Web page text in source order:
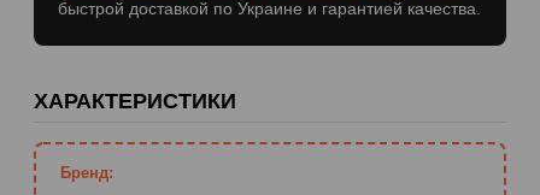
быстрой доставкой по Украине и гарантией качества.
ХАРАКТЕРИСТИКИ
Бренд: